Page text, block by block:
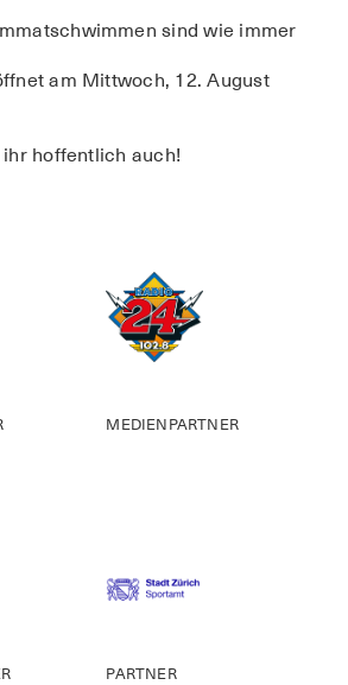
sind wie immer
am Mittwoch, 12. August
hoffentlich auch!
MEDIENPARTNER
PARTNER